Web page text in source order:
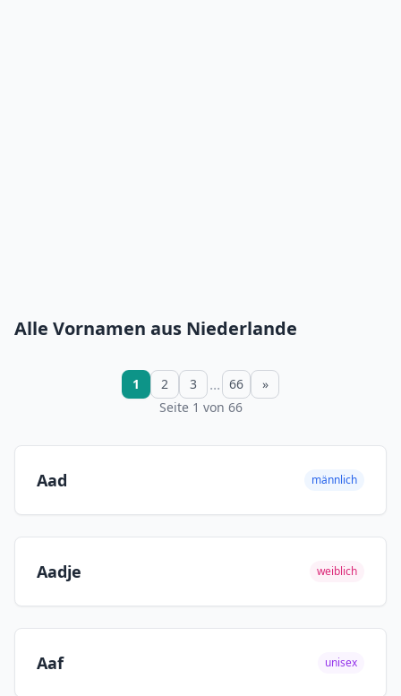
Alle Vornamen aus Niederlande
1 2 3 ... 66
»
Seite 1 von 66
Aad männlich
Aadje weiblich
Aaf unisex